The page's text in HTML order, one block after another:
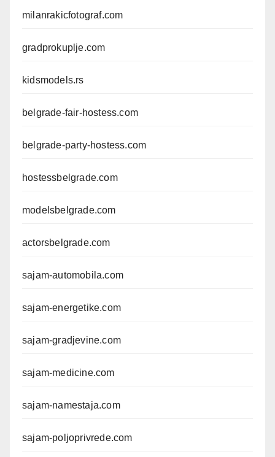
milanrakicfotograf.com
gradprokuplje.com
kidsmodels.rs
belgrade-fair-hostess.com
belgrade-party-hostess.com
hostessbelgrade.com
modelsbelgrade.com
actorsbelgrade.com
sajam-automobila.com
sajam-energetike.com
sajam-gradjevine.com
sajam-medicine.com
sajam-namestaja.com
sajam-poljoprivrede.com